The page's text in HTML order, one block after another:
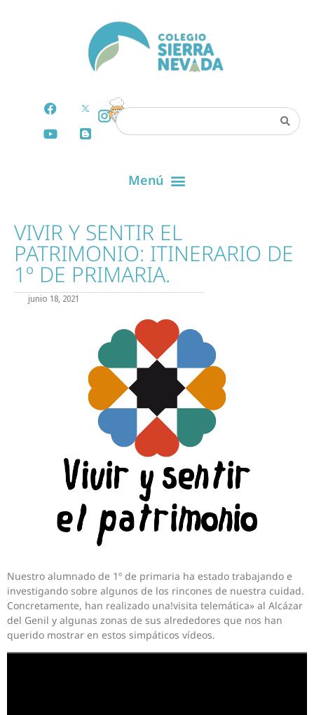
VIVIR Y SENTIR EL
PATRIMONIO: ITINERARIO DE
1º DE PRIMARIA.
junio 18, 2021
Nuestro alumnado de 1º de primaria ha estado trabajando e
investigando sobre algunos de los rincones de nuestra cuidad.
Concretamente, han realizado una!visita telemática» al Alcázar
del Genil y algunas zonas de sus alrededores que nos han
querido mostrar en estos simpáticos vídeos.